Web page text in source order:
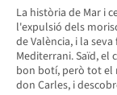
La història de Mar i
l'expulsió dels
de València, i la
Mediterrani. Saïd, el
bon botí, però tot el
don Carles, i